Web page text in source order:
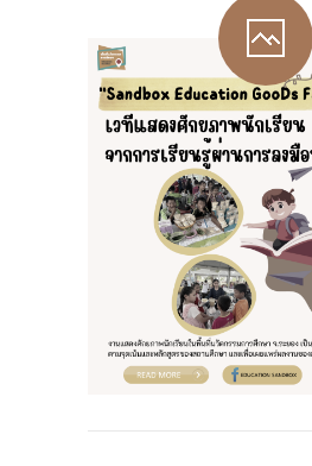
---- รับฟังความคิดเห็นร่าง
---- รายงานการวิเคราะห์ผล
หมายฯ
-- รายงานคณะผู้ประเมินอิส
---- รอบประเมิน (พ.ศ.
-- รายงานประจำปี
---- ปีการศึกษา 2564
---- ปีการศึกษา 2565